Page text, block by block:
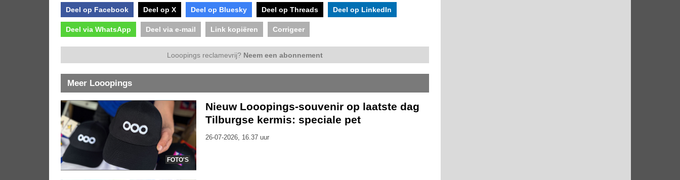
Deel op Facebook Deel op X Deel op Bluesky Deel op Threads Deel op LinkedIn
Deel via WhatsApp Deel via e-mail Link kopiëren Corrigeer
Looopings reclamevrij? Neem een abonnement
Meer Looopings
FOTO'S
Nieuw Looopings-souvenir op laatste dag
Tilburgse kermis: speciale pet
26-07-2026, 16.37 uur